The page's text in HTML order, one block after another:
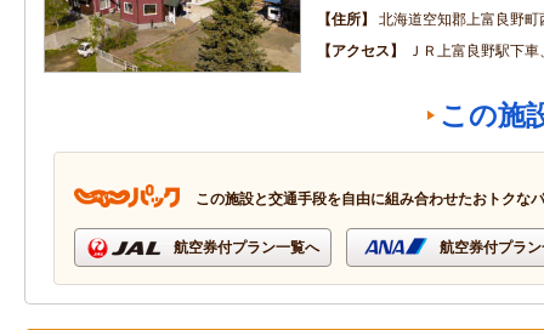
住所
北海道空知郡上富良野
アクセス
ＪＲ上富良野駅下
この施
この施設と交通手段を自由に組み合わせたおトクな
航空券付プラン一覧へ 航空券付プラ